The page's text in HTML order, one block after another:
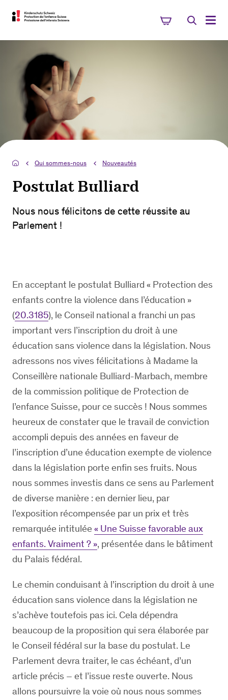
Qui sommes-nous Nouveautés
Postulat Bulliard
Nous nous félicitons de cette réussite au
Parlement !
En acceptant le postulat Bulliard « Protection des
enfants contre la violence dans l’éducation »
(20.3185), le Conseil national a franchi un pas
important vers l’inscription du droit à une
éducation sans violence dans la législation. Nous
adressons nos vives félicitations à Madame la
Conseillère nationale Bulliard-Marbach, membre
de la commission politique de Protection de
l’enfance Suisse, pour ce succès ! Nous sommes
heureux de constater que le travail de conviction
accompli depuis des années en faveur de
l’inscription d’une éducation exempte de violence
dans la législation porte enfin ses fruits. Nous
nous sommes investis dans ce sens au Parlement
de diverse manière : en dernier lieu, par
l’exposition récompensée par un prix et très
remarquée intitulée « Une Suisse favorable aux
enfants. Vraiment ? », présentée dans le bâtiment
du Palais fédéral.
Le chemin conduisant à l’inscription du droit à une
éducation sans violence dans la législation ne
s’achève toutefois pas ici. Cela dépendra
beaucoup de la proposition qui sera élaborée par
le Conseil fédéral sur la base du postulat. Le
Parlement devra traiter, le cas échéant, d’un
article précis – et l’issue reste ouverte. Nous
allons poursuivre la voie où nous nous sommes